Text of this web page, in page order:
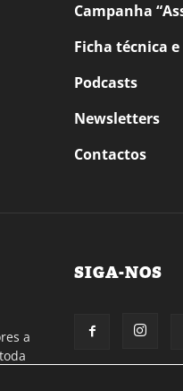
Campanha
Ficha técnica
Podcasts
Newsletters
Contactos
a
SIGA-NOS